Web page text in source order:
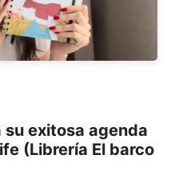
su exitosa agenda
(Librería El barco